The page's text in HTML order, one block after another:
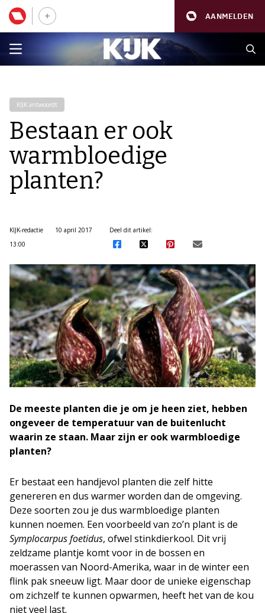
AANMELDEN
KIJK antwoordt
Bestaan er ook
warmbloedige
planten?
KIJK-redactie
10 april 2017
13:00
Deel dit artikel:
De meeste planten die je om je heen ziet, hebben
ongeveer de temperatuur van de buitenlucht
waarin ze staan. Maar zijn er ook warmbloedige
planten?
Er bestaat een handjevol planten die zelf hitte
genereren en dus warmer worden dan de omgeving.
Deze soorten zou je dus warmbloedige planten
kunnen noemen. Een voorbeeld van zo’n plant is de
Symplocarpus foetidus, ofwel stinkdierkool. Dit vrij
zeldzame plantje komt voor in de bossen en
moerassen van Noord-Amerika, waar in de winter een
flink pak sneeuw ligt. Maar door de unieke eigenschap
om zichzelf te kunnen opwarmen, heeft het van de kou
niet veel last.